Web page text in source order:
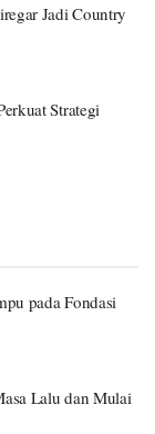
Jadi Country
Strategi
pada Fondasi
Lalu dan Mulai